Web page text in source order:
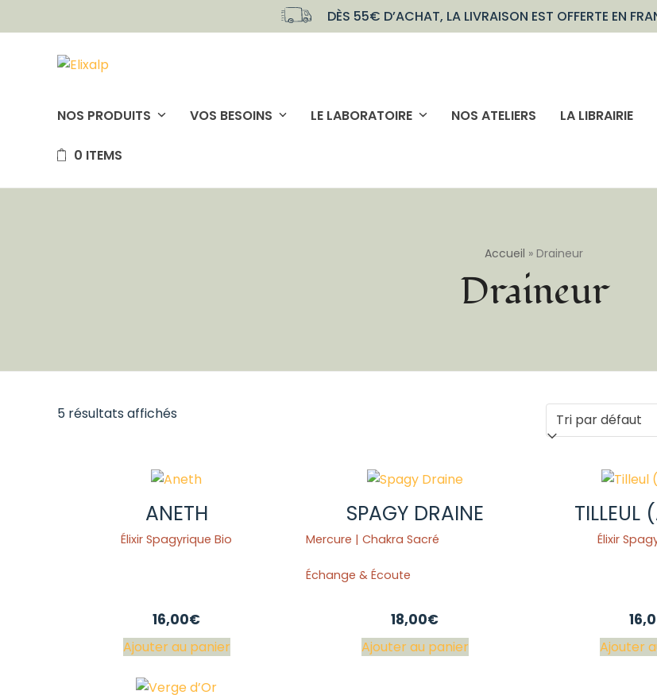
to
DÈS 55€ D’ACHAT, LA LIVRAISON EST OFFERTE EN
NOS PRODUITS VOS BESOINS LE LABORATOIRE NOS ATELIERS LA LIBRAIRIE
0 ITEMS
Draineur
Accueil » Draineur
5 résultats affichés
ANETH
Élixir Spagyrique Bio
16,00€
Ajouter au panier
SPAGY DRAINE
Mercure | Chakra Sacré
Échange & Écoute
18,00€
Ajouter au panier
TILLEUL
Élixir
Ajouter